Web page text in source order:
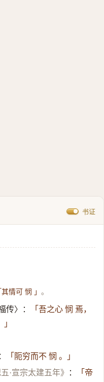
书证
其情可 悯 」。
传〉：
「吾之心 悯 焉，
：
「阨穷而不 悯 。」
·宣宗太建五年》
：
「帝